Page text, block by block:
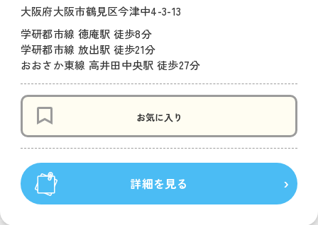
大阪府大阪市鶴見区今津中4-3-13
学研都市線 徳庵駅 徒歩8分
学研都市線 放出駅 徒歩21分
おおさか東線 高井田中央駅 徒歩27分
お気に入り
詳細を見る